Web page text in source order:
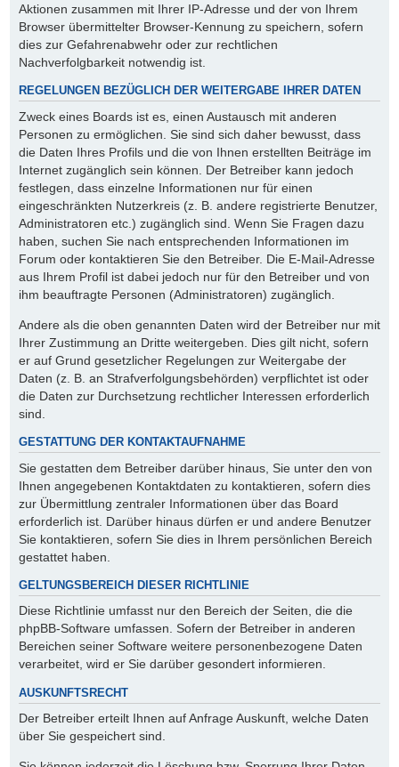
Aktionen zusammen mit Ihrer IP-Adresse und der von Ihrem
Browser übermittelter Browser-Kennung zu speichern, sofern
dies zur Gefahrenabwehr oder zur rechtlichen
Nachverfolgbarkeit notwendig ist.
REGELUNGEN BEZÜGLICH DER WEITERGABE IHRER DATEN
Zweck eines Boards ist es, einen Austausch mit anderen
Personen zu ermöglichen. Sie sind sich daher bewusst, dass
die Daten Ihres Profils und die von Ihnen erstellten Beiträge im
Internet zugänglich sein können. Der Betreiber kann jedoch
festlegen, dass einzelne Informationen nur für einen
eingeschränkten Nutzerkreis (z. B. andere registrierte Benutzer,
Administratoren etc.) zugänglich sind. Wenn Sie Fragen dazu
haben, suchen Sie nach entsprechenden Informationen im
Forum oder kontaktieren Sie den Betreiber. Die E-Mail-Adresse
aus Ihrem Profil ist dabei jedoch nur für den Betreiber und von
ihm beauftragte Personen (Administratoren) zugänglich.
Andere als die oben genannten Daten wird der Betreiber nur mit
Ihrer Zustimmung an Dritte weitergeben. Dies gilt nicht, sofern
er auf Grund gesetzlicher Regelungen zur Weitergabe der
Daten (z. B. an Strafverfolgungsbehörden) verpflichtet ist oder
die Daten zur Durchsetzung rechtlicher Interessen erforderlich
sind.
GESTATTUNG DER KONTAKTAUFNAHME
Sie gestatten dem Betreiber darüber hinaus, Sie unter den von
Ihnen angegebenen Kontaktdaten zu kontaktieren, sofern dies
zur Übermittlung zentraler Informationen über das Board
erforderlich ist. Darüber hinaus dürfen er und andere Benutzer
Sie kontaktieren, sofern Sie dies in Ihrem persönlichen Bereich
gestattet haben.
GELTUNGSBEREICH DIESER RICHTLINIE
Diese Richtlinie umfasst nur den Bereich der Seiten, die die
phpBB-Software umfassen. Sofern der Betreiber in anderen
Bereichen seiner Software weitere personenbezogene Daten
verarbeitet, wird er Sie darüber gesondert informieren.
AUSKUNFTSRECHT
Der Betreiber erteilt Ihnen auf Anfrage Auskunft, welche Daten
über Sie gespeichert sind.